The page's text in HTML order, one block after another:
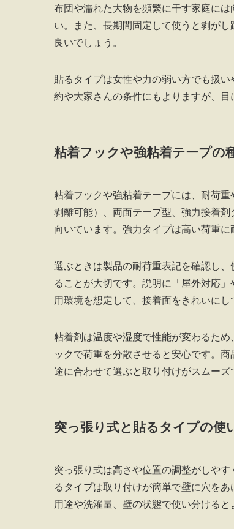
布団や濡れた大物を頻繁に干す家庭に
い。また、長期間固定して使うと剥が
良いでしょう。
貼るタイプは女性や力の弱い方でも扱
約や大家さんの条件にもよりますが、
粘着フックや強粘着テープの
粘着フックや強粘着テープには、耐荷
剥離可能）、両面テープ型、強力接着
向いています。強力タイプは高い荷重
選ぶときは製品の耐荷重表記を確認し
ることが大切です。説明に「屋外対応
用環境を想定して、接着面をきれいにし
粘着剤は温度や湿度で性能が変わるた
ックで荷重を分散させると安心です。
途に合わせて選ぶと取り付けがスムーズ
突っ張り式と貼るタイプの使
突っ張り式は高さや位置の調整がしや
るタイプは取り付けが簡単で壁に穴を
用途や洗濯量、壁の状態で使い分けると